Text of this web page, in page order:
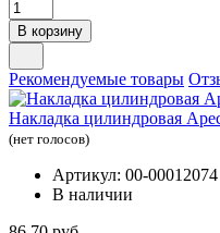
В корзину
Рекомендуемые товары
Накладка цилиндровая
(нет голосов)
Артикул: 00-00012074
В наличии